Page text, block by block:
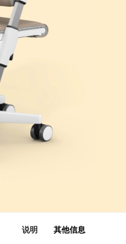
说明 其他信息